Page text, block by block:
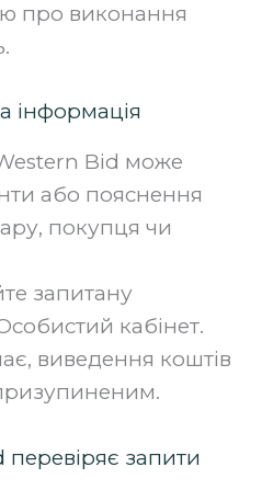
про виконання
інформація
Bid може
або пояснення
покупця чи
запитану
кабінет.
виведення коштів
запити